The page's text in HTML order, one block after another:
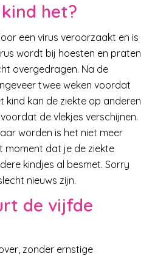
het?
een virus veroorzaakt en is
wordt bij hoesten en praten
overgedragen. Na de
twee weken voordat
kind kan de ziekte op anderen
de vlekjes verschijnen.
worden is het niet meer
moment dat je de ziekte
kindjes al besmet. Sorry
nieuws zijn.
de vijfde
zonder ernstige